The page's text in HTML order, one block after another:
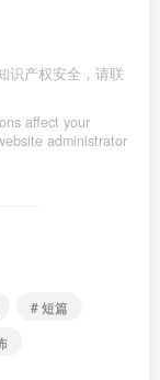
识产权安全，请联
affect your
administrator
# 短篇